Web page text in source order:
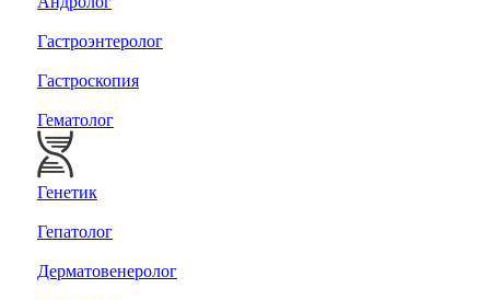
Гастроэнтеролог
Гастроскопия
Гематолог
Генетик
Гепатолог
Дерматовенеролог